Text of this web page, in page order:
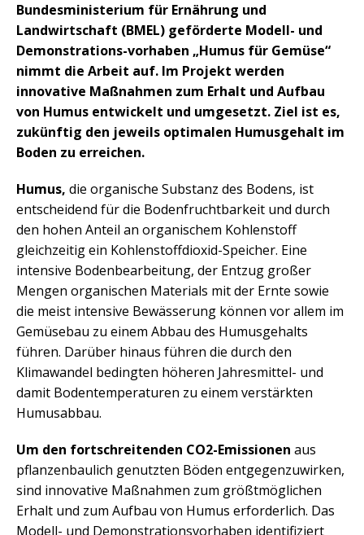
Bundesministerium für Ernährung und
Landwirtschaft (BMEL) geförderte Modell- und
Demonstrations-vorhaben „Humus für Gemüse“
nimmt die Arbeit auf. Im Projekt werden
innovative Maßnahmen zum Erhalt und Aufbau
von Humus entwickelt und umgesetzt. Ziel ist es,
zukünftig den jeweils optimalen Humusgehalt im
Boden zu erreichen.
Humus, die organische Substanz des Bodens, ist
entscheidend für die Bodenfruchtbarkeit und durch
den hohen Anteil an organischem Kohlenstoff
gleichzeitig ein Kohlenstoffdioxid-Speicher. Eine
intensive Bodenbearbeitung, der Entzug großer
Mengen organischen Materials mit der Ernte sowie
die meist intensive Bewässerung können vor allem im
Gemüsebau zu einem Abbau des Humusgehalts
führen. Darüber hinaus führen die durch den
Klimawandel bedingten höheren Jahresmittel- und
damit Bodentemperaturen zu einem verstärkten
Humusabbau.
Um den fortschreitenden CO2-Emissionen aus
pflanzenbaulich genutzten Böden entgegenzuwirken,
sind innovative Maßnahmen zum größtmöglichen
Erhalt und zum Aufbau von Humus erforderlich. Das
Modell- und Demonstrationsvorhaben identifiziert